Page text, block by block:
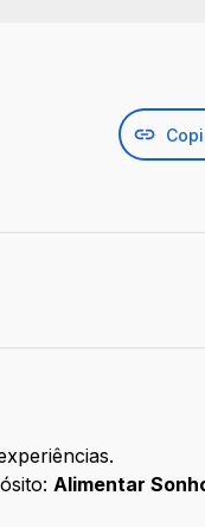
Alimentar